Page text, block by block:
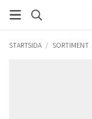
STARTSIDA / SORTIMENT